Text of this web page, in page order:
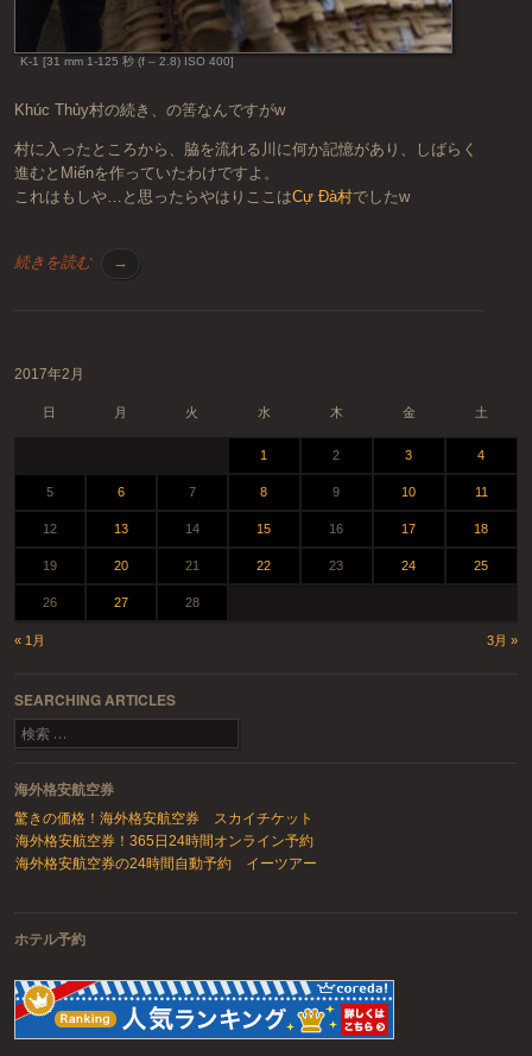
K-1 [31 mm 1-125 秒 (f – 2.8) ISO 400]
Khúc Thủy村の続き、の筈なんですがw
村に入ったところから、脇を流れる川に何か記憶があり、しばらく
進むとMiếnを作っていたわけですよ。
これはもしや…と思ったらやはりここはCự Đà村でしたw
続きを読む →
2017年2月
日 月 火 水 木 金 土
« 1月 3月 »
1 2 3 4
5 6 7 8 9 10 11
12 13 14 15 16 17 18
19 20 21 22 23 24 25
26 27 28
SEARCHING ARTICLES
検索
海外格安航空券
驚きの価格！海外格安航空券 スカイチケット
海外格安航空券！365日24時間オンライン予約
海外格安航空券の24時間自動予約 イーツアー
ホテル予約